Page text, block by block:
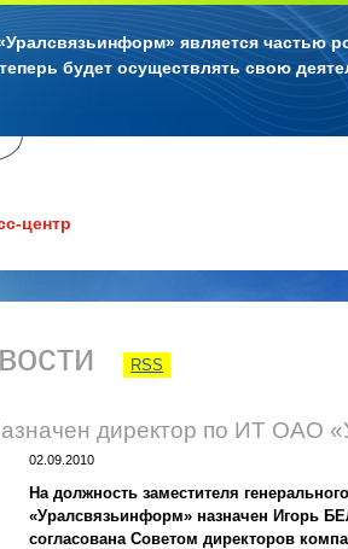
является частью
будет осуществлять свою
центр
RSS
директор по ИТ ОАО
02.09.2010
На должность заместителя
«Уралсвязьинформ» назначен Игорь
согласована Советом директоров